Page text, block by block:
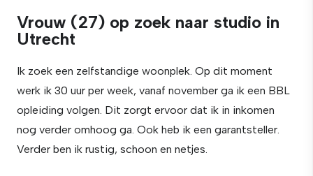
Vrouw (27) op zoek naar studio in
Utrecht
Ik zoek een zelfstandige woonplek. Op dit moment
werk ik 30 uur per week, vanaf november ga ik een BBL
opleiding volgen. Dit zorgt ervoor dat ik in inkomen
nog verder omhoog ga. Ook heb ik een garantsteller.
Verder ben ik rustig, schoon en netjes.